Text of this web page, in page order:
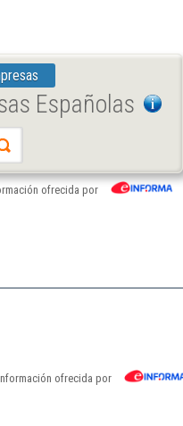
Españolas
ofrecida por
ofrecida por